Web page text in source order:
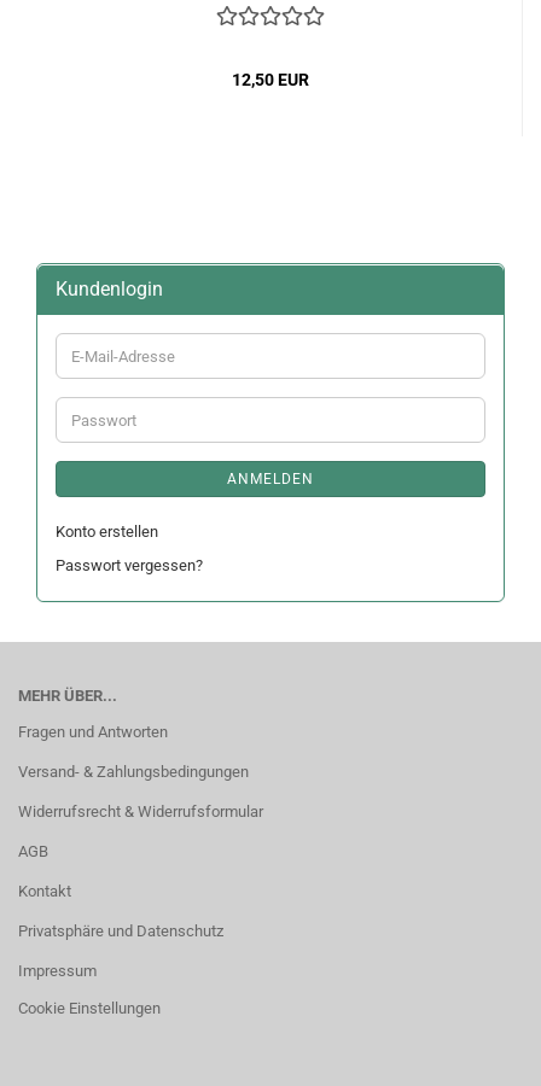
12,50 EUR
Kundenlogin
E-
Mail-
Adresse
Passwort
ANMELDEN
Konto erstellen
Passwort vergessen?
MEHR ÜBER...
Fragen und Antworten
Versand- & Zahlungsbedingungen
Widerrufsrecht & Widerrufsformular
AGB
Kontakt
Privatsphäre und Datenschutz
Impressum
Cookie Einstellungen